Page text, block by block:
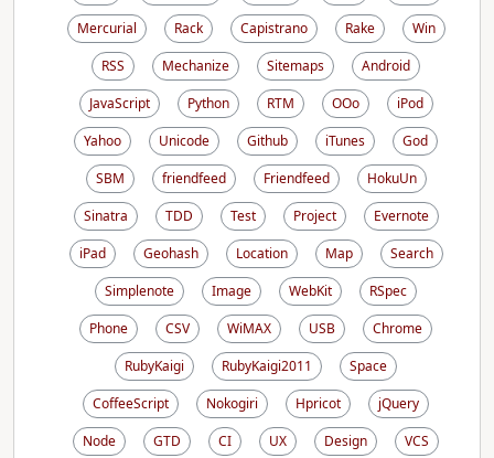
Mercurial
Rack Capistrano Rake
Win
RSS
Mechanize Sitemaps
Android
JavaScript
Python RTM OOo
iPod
Yahoo
Unicode Github iTunes
God
SBM
friendfeed Friendfeed
HokuUn
Sinatra
TDD Test Project
Evernote
iPad
Geohash Location Map
Search
Simplenote
Image WebKit
RSpec
Phone
CSV WiMAX USB
Chrome
RubyKaigi
RubyKaigi2011
Space
CoffeeScript
Nokogiri Hpricot
jQuery
Node
GTD CI UX Design
VCS